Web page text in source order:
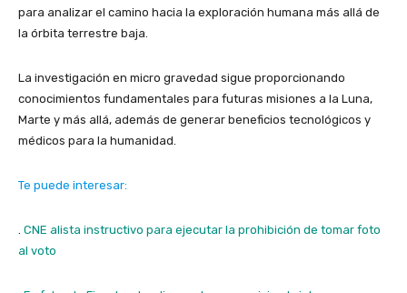
para analizar el camino hacia la exploración humana más allá de
la órbita terrestre baja.
La investigación en micro gravedad sigue proporcionando
conocimientos fundamentales para futuras misiones a la Luna,
Marte y más allá, además de generar beneficios tecnológicos y
médicos para la humanidad.
Te puede interesar:
. CNE alista instructivo para ejecutar la prohibición de tomar foto
al voto